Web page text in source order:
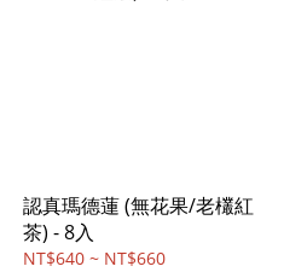
認真瑪德蓮 (無花果/老欉紅
茶) - 8入
NT$640 ~ NT$660